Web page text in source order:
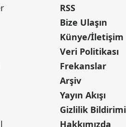
RSS
Bize Ulaşın
Künye/İletişim
Veri Politikası
Frekanslar
Arşiv
Yayın Akışı
Gizlilik Bildirimi
Hakkımızda